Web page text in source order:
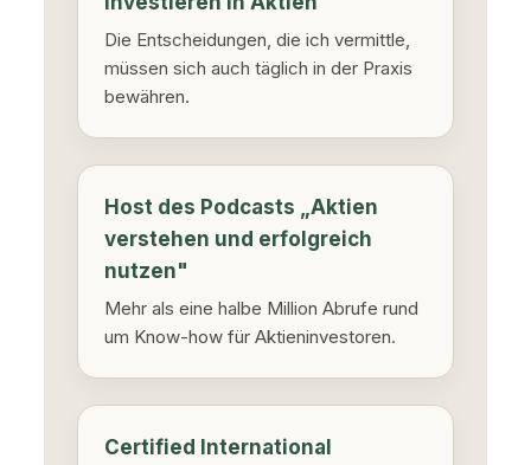
Die Entscheidungen, die ich vermittle,
müssen sich auch täglich in der Praxis
bewähren.
Host des Podcasts „Aktien
verstehen und erfolgreich
nutzen"
Mehr als eine halbe Million Abrufe rund
um Know-how für Aktieninvestoren.
Certified International